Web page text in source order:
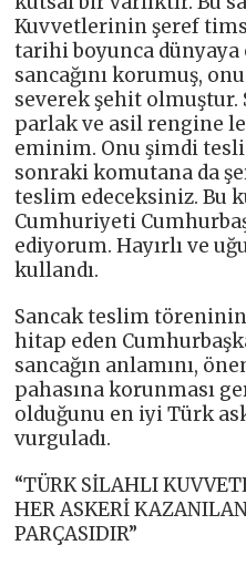
Kuvvetlerinin şeref
tarihi boyunca
sancağını korumuş,
severek şehit
parlak ve asil rengine
eminim. Onu şimdi
sonraki komutana da
teslim edeceksiniz. Bu
Cumhuriyeti
ediyorum. Hayırlı ve
kullandı.
Sancak teslim töreninin
hitap eden
sancağın anlamını,
pahasına korunması
olduğunu en iyi Türk
vurguladı.
“TÜRK SİLAHLI
HER ASKERİ
PARÇASIDIR”